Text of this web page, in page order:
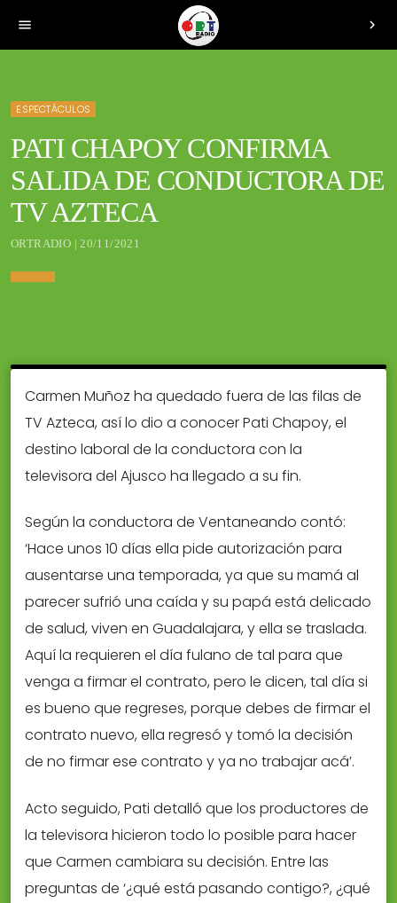
menu chevron_right
ESPECTÁCULOS
PATI CHAPOY CONFIRMA
SALIDA DE CONDUCTORA DE
TV AZTECA
ORTRADIO | 20/11/2021
Carmen Muñoz ha quedado fuera de las filas de
TV Azteca, así lo dio a conocer Pati Chapoy, el
destino laboral de la conductora con la
televisora del Ajusco ha llegado a su fin.
Según la conductora de Ventaneando contó:
‘Hace unos 10 días ella pide autorización para
ausentarse una temporada, ya que su mamá al
parecer sufrió una caída y su papá está delicado
de salud, viven en Guadalajara, y ella se traslada.
Aquí la requieren el día fulano de tal para que
venga a firmar el contrato, pero le dicen, tal día si
es bueno que regreses, porque debes de firmar el
contrato nuevo, ella regresó y tomó la decisión
de no firmar ese contrato y ya no trabajar acá’.
Acto seguido, Pati detalló que los productores de
la televisora hicieron todo lo posible para hacer
que Carmen cambiara su decisión. Entre las
preguntas de ‘¿qué está pasando contigo?, ¿qué